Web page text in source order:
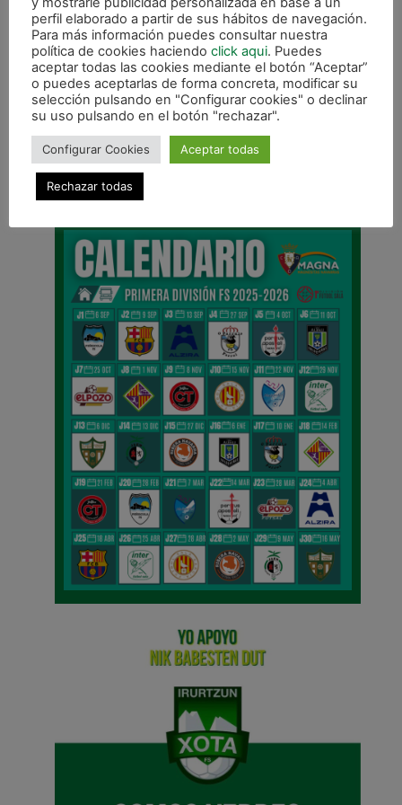
hacer la compra de los productos oficiales
deben hacer el pago en metálico.
ANTERIOR
CALENDARIO DE LIGA
perfil elaborado a partir de sus hábitos de navegación.
Para más información puedes consultar nuestra
política de cookies haciendo click aqui. Puedes
aceptar todas las cookies mediante el botón “Aceptar”
o puedes aceptarlas de forma concreta, modificar su
selección pulsando en "Configurar cookies" o declinar
su uso pulsando en el botón "rechazar".
Configurar Cookies Aceptar todas
Rechazar todas